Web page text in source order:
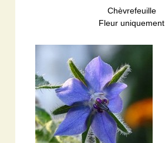
Chèvrefeuille
Fleur uniquement